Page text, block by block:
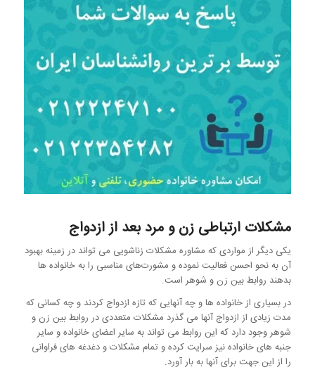
مشکلات ارتباطی زن و مرد بعد از ازدواج
یکی دیگر از مواردی که مشاوره مشکلات زناشویی می تواند در زمینه بهبود
آن به نحو احسن فعالیت نموده و مشورت‌های مناسبی را به خانواده ها
بدهند روابط بین زن و شوهر است.
در بسیاری از خانواده‌ ها و چه آنهایی که تازه ازدواج کردند و چه کسانی که
مدت زیادی از ازدواج آنها می گذرد مشکلات متعددی در روابط بین زن و
شوهر وجود دارد که این روابط می تواند به سایر اعضای خانواده و سایر
جنبه ‌های خانواده نیز سرایت کرده و تمام مشکلات و دغدغه‌ های فراوانی
را از این جهت برای آنها به بار آورد.